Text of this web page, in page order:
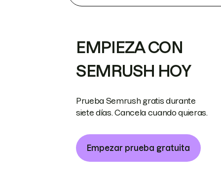
EMPIEZA CON
SEMRUSH HOY
Prueba Semrush gratis durante
siete días. Cancela cuando quieras.
Empezar prueba gratuita